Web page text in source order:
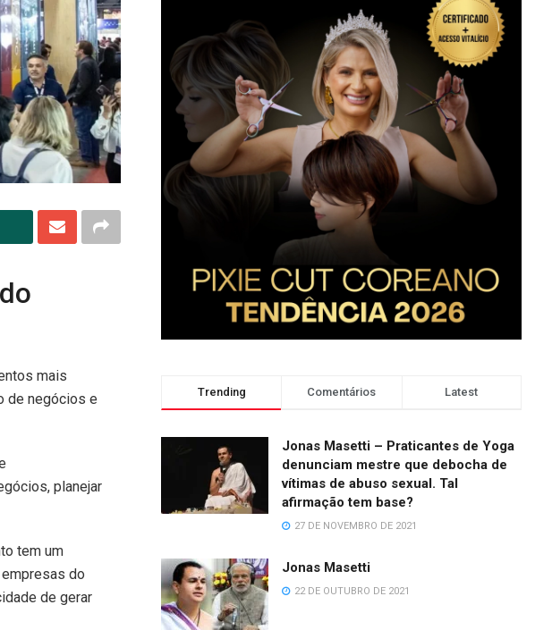
mais
de negócios e
planejar
tem um
do
de gerar
Trending Comentários Latest
Jonas Masetti – Praticantes de Yoga
denunciam mestre que debocha de
vítimas de abuso sexual. Tal
afirmação tem base?
27 DE NOVEMBRO DE 2021
Jonas Masetti
22 DE OUTUBRO DE 2021